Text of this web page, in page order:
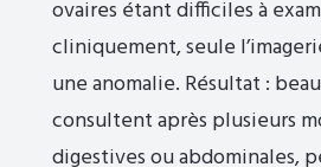
ovaires étant difficiles à
cliniquement, seule
une anomalie. Résultat :
consultent après plusieurs
digestives ou abdominales,